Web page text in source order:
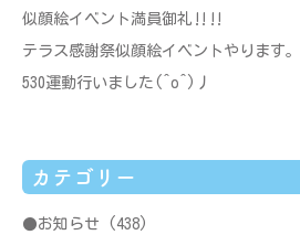
似顔絵イベント満員御礼‼‼
テラス感謝祭似顔絵イベントやります。
530運動行いました(^o^)丿
カテゴリー
お知らせ (438)